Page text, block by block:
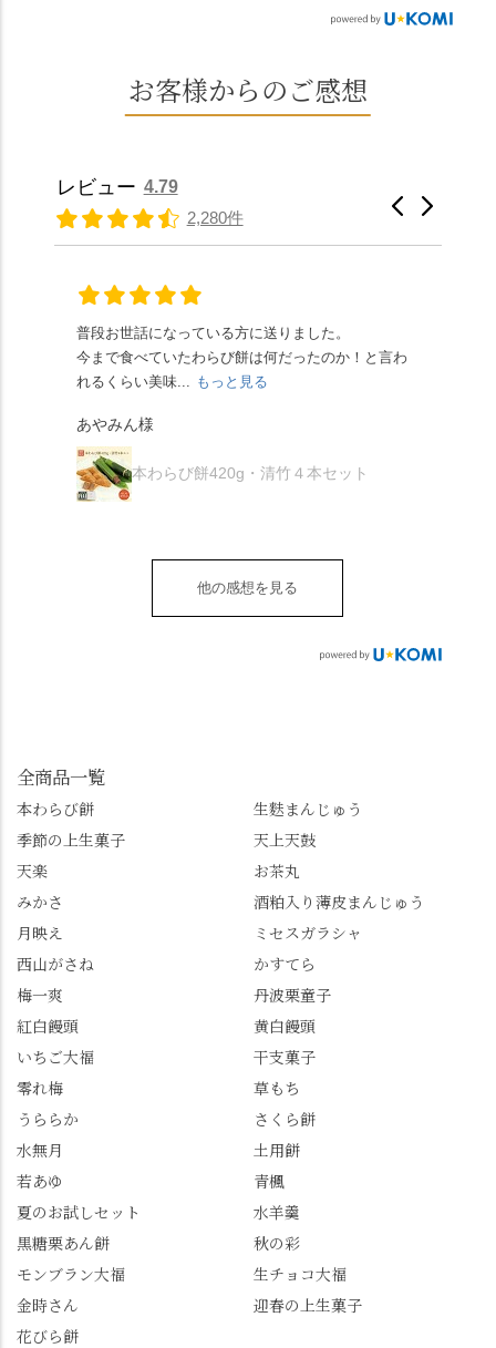
ぐにいただけます。 ち
なみに、京きなこは通
種類があります。 ※私
たちの間では、「みず
はさんといえばわらび
納得です。種類は断ト
ツに京きなこが人気で
すが、私はどれも同じ
くらい好きです。 ※京
は抹茶きなこが付いて
ますが、追加でかけな
くても十分おいしくい
ただけます。 店内には
ップがあります。店員
さんに一言お声かけて
きました。 •お茶丸 •天
上天鼓 •天楽 •完熟南紅
梅ゼリー 上記4点も定番
の和菓子。 完熟南紅梅
を実施中。期限は
7/26（日）。但し、「み
ゼリーは生の写真を撮
りたかったのですが、
崩れてしまいました。
リ会員の登録はほんと
うにおすすめ。ポイン
トもすぐに貯まります
し、いろんな特典もあ
していない人はぜひこ
の機会に会員登録もし
てみてね。 みなさんは
この中で気になったも
神社」へ。 延暦3年
春日"。鯉沢の池には白
いスイレンが咲き、神
馳せた小塩山のふもと
「満開に出会えたら千
の願いが叶う」…来
り。器まで美しくて、
事な石の寺「正法寺」
へ。青もみじがきらき
な…」と半ば諦めてい
たら、上の方にはまだ
瑞々しい花がたくさん
✨ちょうどこの日から
始まった「あじさい供
養」で、池に浮かぶあ
じさいにも出会えるか
も。 天然記念物の「遊
龍の松」は、地を這う
ように伸びる主幹がま
える迫力！そして桂昌
院お手植えと伝わる樹
齢300年超のしだれ
桜。"玉の輿"の語源に
院と徳川綱吉の、教科
書がひっくり返るよう
な再評価のお話まで聞
味しかったです。うい
ろう生地は歯応えもあ
さだったため、とても
頂きやすかったです。
ありがたく、美味しく
でした。 ・ 今年も変わ
茅の輪をくぐらせて頂
き、水無月にも出会え
夏を迎えられることに
感謝しています。あり
がとうございます🙏 ・
お皿は原稔さん
（@hara_minoru）「角
水無月 #原稔 さん #和
ました⛲️ 創業から30余
も麗しいものばかり👀
「本わらび餅」は、も
と和三盆の風味が広が
ります🥰 抹茶味もあ
り、こちらには宇治抹
ぞれにきな粉、抹茶き
な粉がついているの
北川
（元日のみ休業）
**************
ちの日常の魅力を発信
ツ #みずは北川 #わらび
お客様からのご感想
レビュー 4.79
2,280件
普段お世話になっている方に送りました。
今まで食べていたわらび餅は何だったのか！と言わ
れるくらい美味...
もっと見る
あやみん様
本わらび餅420g・清竹４本セット
他の感想を見る
全商品一覧
本わらび餅
生麩まんじゅう
季節の上生菓子
天上天鼓
天楽
お茶丸
みかさ
酒粕入り薄皮まんじゅう
月映え
ミセスガラシャ
西山がさね
かすてら
梅一爽
丹波栗童子
紅白饅頭
黄白饅頭
いちご大福
干支菓子
零れ梅
草もち
うららか
さくら餅
水無月
土用餅
若あゆ
青楓
夏のお試しセット
水羊羹
黒糖栗あん餅
秋の彩
モンブラン大福
生チョコ大福
金時さん
迎春の上生菓子
花びら餅